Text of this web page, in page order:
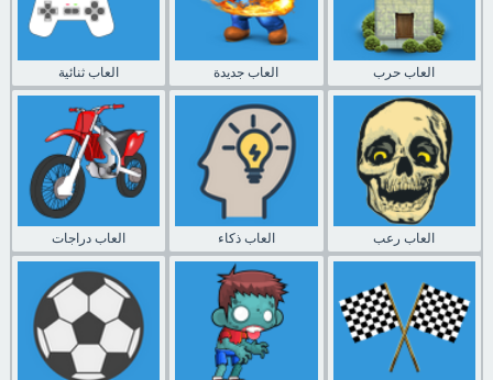
العاب ثنائية العاب جديدة العاب حرب
العاب دراجات العاب ذكاء العاب رعب